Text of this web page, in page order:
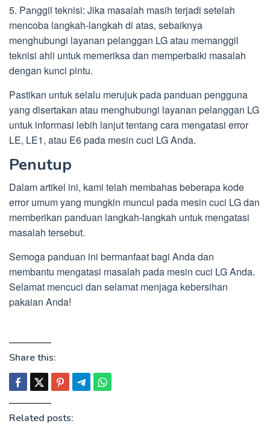
5. Panggil teknisi: Jika masalah masih terjadi setelah
mencoba langkah-langkah di atas, sebaiknya
menghubungi layanan pelanggan LG atau memanggil
teknisi ahli untuk memeriksa dan memperbaiki masalah
dengan kunci pintu.
Pastikan untuk selalu merujuk pada panduan pengguna
yang disertakan atau menghubungi layanan pelanggan LG
untuk informasi lebih lanjut tentang cara mengatasi error
LE, LE1, atau E6 pada mesin cuci LG Anda.
Penutup
Dalam artikel ini, kami telah membahas beberapa kode
error umum yang mungkin muncul pada mesin cuci LG dan
memberikan panduan langkah-langkah untuk mengatasi
masalah tersebut.
Semoga panduan ini bermanfaat bagi Anda dan
membantu mengatasi masalah pada mesin cuci LG Anda.
Selamat mencuci dan selamat menjaga kebersihan
pakaian Anda!
Share this:
Related posts: